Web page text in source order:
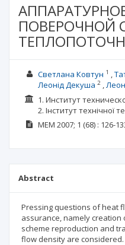
ПОВЕРОЧНОЙ
Светлана Ковтун 1
Леонід Декуша 2
1. Институт
2. Інститут технічної
MEM 2007; 1 (68) : 126-
Abstract
Pressing questions of heat
assurance, namely
scheme reproduction and
flow density are considered.